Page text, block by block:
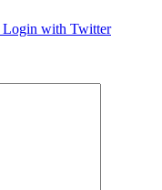
Login with Twitter